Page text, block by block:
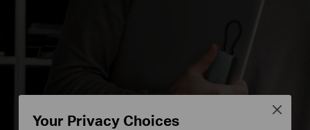
Your Privacy Choices
Close